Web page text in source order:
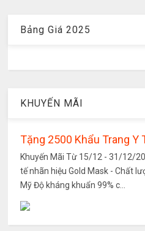
Bảng Giá 2025
KHUYẾN MÃI
Tặng 2500 Khẩu Trang Y
Khuyến Mãi Từ 15/12 - 31/12/
tế nhãn hiệu Gold Mask - Chất
Mỹ Độ kháng khuẩn 99% c...